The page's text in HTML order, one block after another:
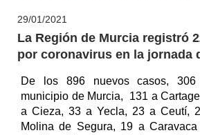
29/01/2021
La Región de Murcia registró
por coronavirus en la jornada
De los 896 nuevos casos, 306
municipio de Murcia, 131 a
a Cieza, 33 a Yecla, 23 a Ceutí,
Molina de Segura, 19 a